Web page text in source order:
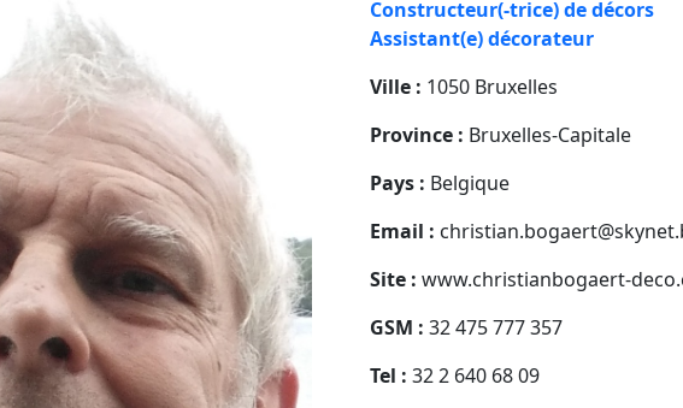
Constructeur(-trice) de décors
Assistant(e) décorateur
Ville : 1050 Bruxelles
Province : Bruxelles-Capitale
Pays : Belgique
Email :
Site : www.christianbogaert-
GSM : 32 475 777 357
Tel : 32 2 640 68 09